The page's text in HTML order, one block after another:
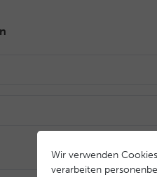
Wir verwenden
verarbeiten